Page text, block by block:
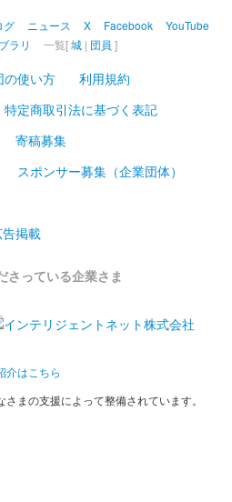
グ ニュース X Facebook
YouTube
ラリ 一覧[城 | 団員 ]
の使い方
利用規約
特定商取引法に基づく表記
寄稿募集
スポンサー募集（企業団体）
告掲載
さっている企業さま
介はこちら
まの支援によって整備されています。